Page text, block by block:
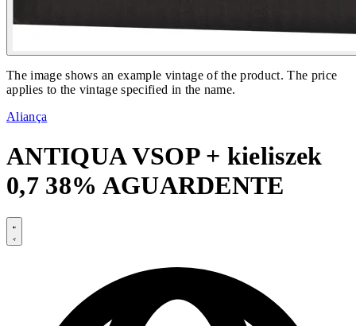
The image shows an example vintage of the product. The price
applies to the vintage specified in the name.
Aliança
ANTIQUA VSOP + kieliszek
0,7 38% AGUARDENTE